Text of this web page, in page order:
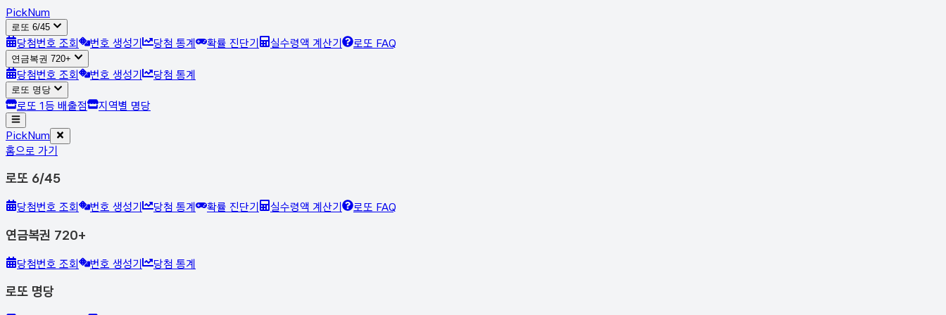
PickNum
로또 6/45
당첨번호 조회 번호 생성기 당첨 통계 확률 진단기 실수령액 계산기 로또 FAQ
연금복권 720+
당첨번호 조회 번호 생성기 당첨 통계
로또 명당
로또 1등 배출점 지역별 명당
PickNum
홈으로 가기
로또 6/45
당첨번호 조회 번호 생성기 당첨 통계 확률 진단기 실수령액 계산기 로또 FAQ
연금복권 720+
당첨번호 조회 번호 생성기 당첨 통계
로또 명당